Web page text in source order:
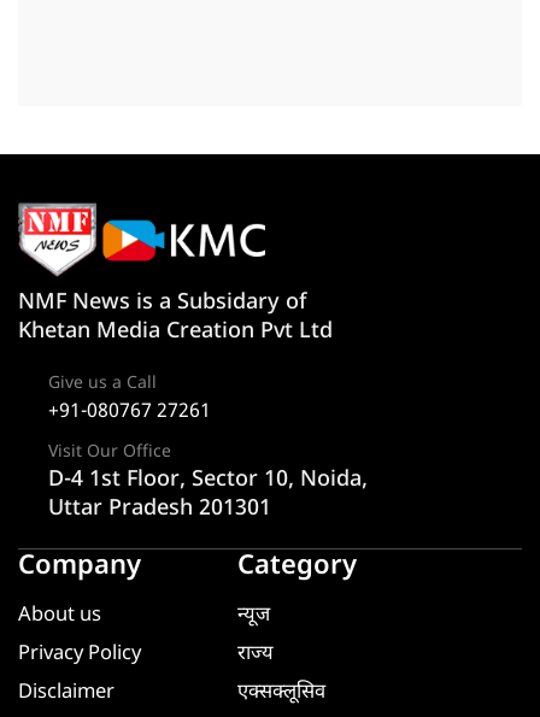
NMF News is a Subsidary of
Khetan Media Creation Pvt Ltd
Give us a Call
+91-080767 27261
Visit Our Office
D-4 1st Floor, Sector 10, Noida,
Uttar Pradesh 201301
Company
About us
Privacy Policy
Disclaimer
Category
न्यूज
राज्य
एक्सक्लूसिव